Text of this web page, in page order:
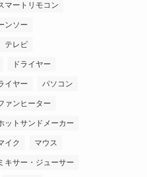
マートリモコン
ンソー
テレビ
ドライヤー
イヤー パソコン
ァンヒーター
ットサンドメーカー
イク マウス
キサー・ジューサー